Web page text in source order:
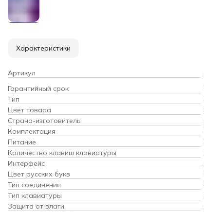
Характеристики
Артикул
Гарантийный срок
Тип
Цвет товара
Страна-изготовитель
Комплектация
Питание
Количество клавиш клавиатуры
Интерфейс
Цвет русских букв
Тип соединения
Тип клавиатуры
Защита от влаги